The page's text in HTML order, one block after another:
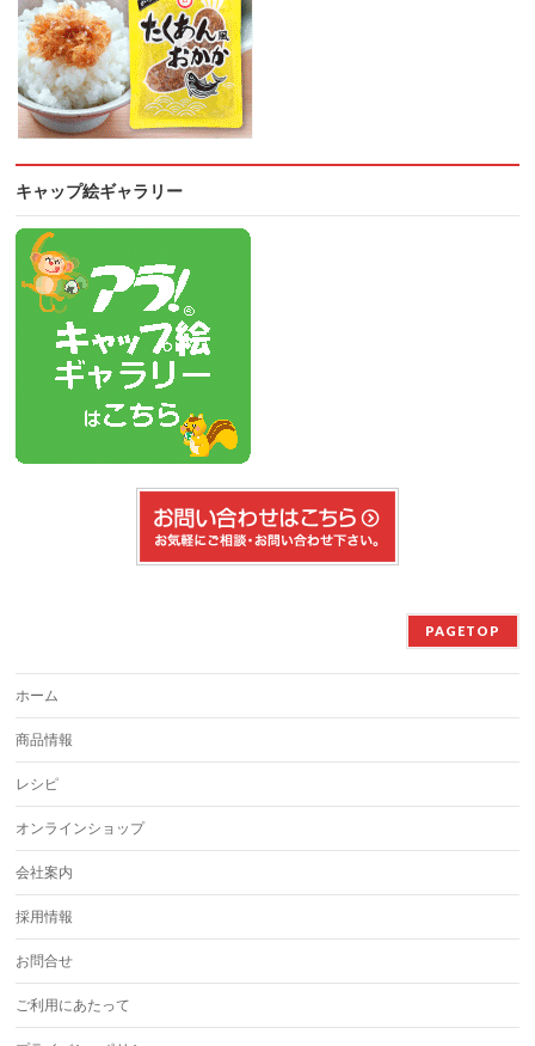
キャップ絵ギャラリー
PAGETOP
ホーム
商品情報
レシピ
オンラインショップ
会社案内
採用情報
お問合せ
ご利用にあたって